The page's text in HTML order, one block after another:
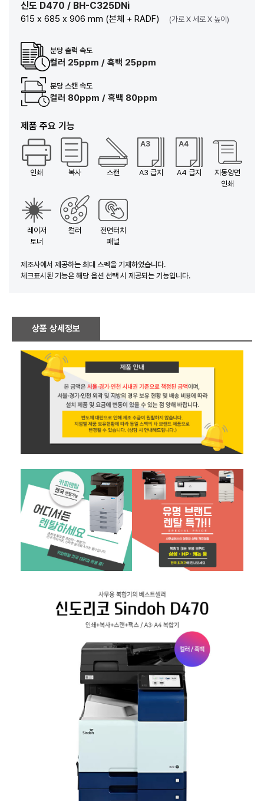
신도 D470 / BH-C325DNi
615 x 685 x 906 mm (본체 + RADF) (가로 X 세로 X 높이)
분당 출력 속도
컬러 25ppm / 흑백 25ppm
분당 스캔 속도
컬러 80ppm / 흑백 80ppm
제품 주요 기능
인쇄 복사 스캔 A3 급지 A4 급지
지동양면
인쇄
레이저
토너
컬러
전면터치
패널
제조사에서 제공하는 최대 스펙을 기재하였습니다.
체크표시된 기능은 해당 옵션 선택 시 제공되는 기능입니다.
상품 상세정보